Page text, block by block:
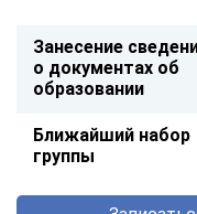
Занесение
о документах об
образовании
Ближайший набор
группы